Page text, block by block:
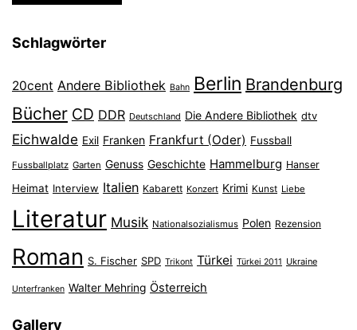
Schlagwörter
20cent Andere Bibliothek Bahn Berlin Brandenburg
Bücher CD DDR Deutschland Die Andere Bibliothek dtv
Eichwalde Exil Franken Frankfurt (Oder) Fussball
Fussballplatz Garten Genuss Geschichte Hammelburg Hanser
Heimat Interview Italien Kabarett Konzert Krimi Kunst Liebe
Literatur Musik Nationalsozialismus Polen Rezension
Roman S. Fischer SPD Trikont Türkei Türkei 2011 Ukraine
Unterfranken Walter Mehring Österreich
Gallery